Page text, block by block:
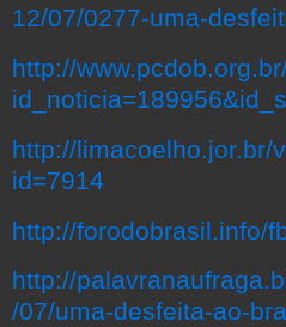
12/07/0277-uma-
http://
http://limacoelho.jor.br/
id=7914
http://forodobrasil.info/
http://
/07/uma-desfeita-ao-